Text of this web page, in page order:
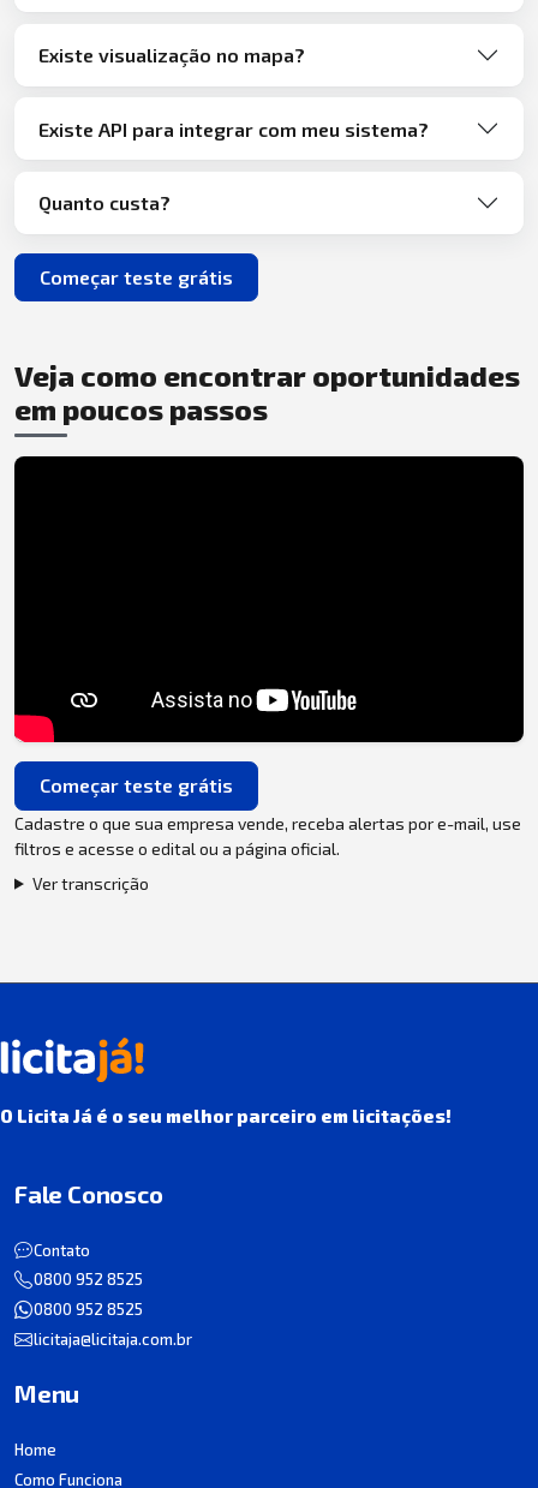
Existe visualização no mapa?
Existe API para integrar com meu sistema?
Quanto custa?
Começar teste grátis
Veja como encontrar oportunidades
em poucos passos
Começar teste grátis
Cadastre o que sua empresa vende, receba alertas por e-mail, use
filtros e acesse o edital ou a página oficial.
Ver transcrição
O Licita Já é o seu melhor parceiro em licitações!
Fale Conosco
Contato
0800 952 8525
0800 952 8525
licitaja@licitaja.com.br
Menu
Home
Como Funciona